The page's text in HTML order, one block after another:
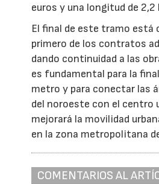
euros y una longitud de 2,2
El final de este tramo está
primero de los contratos
dando continuidad a las
es fundamental para la
metro y para conectar las
del noroeste con el centro
mejorará la movilidad
en la zona metropolitana
COMENTARIOS AL